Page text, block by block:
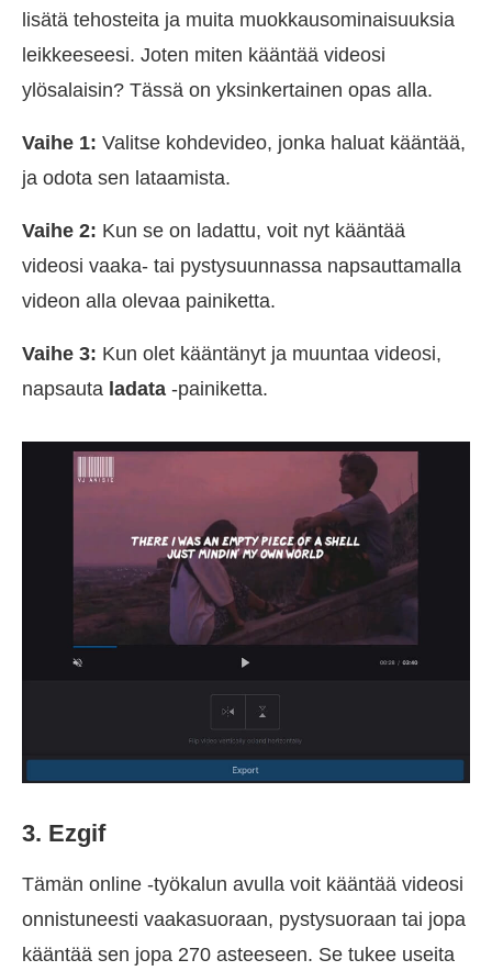
lisätä tehosteita ja muita muokkausominaisuuksia
leikkeeseesi. Joten miten kääntää videosi
ylösalaisin? Tässä on yksinkertainen opas alla.
Vaihe 1: Valitse kohdevideo, jonka haluat kääntää,
ja odota sen lataamista.
Vaihe 2: Kun se on ladattu, voit nyt kääntää
videosi vaaka- tai pystysuunnassa napsauttamalla
videon alla olevaa painiketta.
Vaihe 3: Kun olet kääntänyt ja muuntaa videosi,
napsauta ladata -painiketta.
3. Ezgif
Tämän online -työkalun avulla voit kääntää videosi
onnistuneesti vaakasuoraan, pystysuoraan tai jopa
kääntää sen jopa 270 asteeseen. Se tukee useita